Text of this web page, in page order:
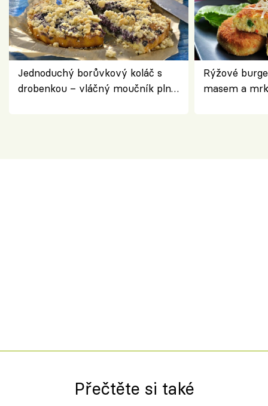
Jednoduchý borůvkový koláč s
drobenkou – vláčný moučník plný
Rýžové
masem a
Přečtěte si také